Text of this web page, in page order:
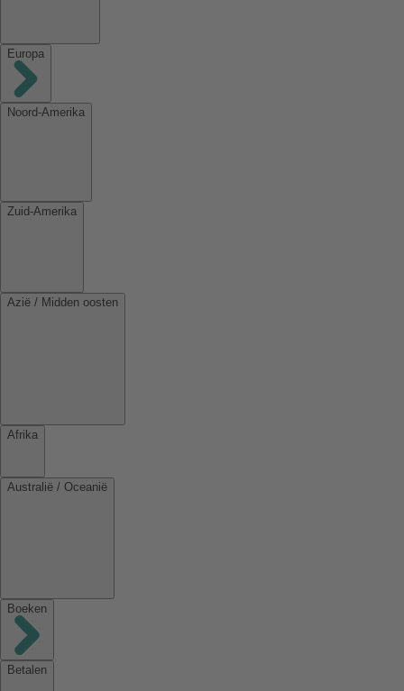
Europa
Noord-Amerika
Zuid-Amerika
Azië / Midden oosten
Afrika
Australië / Oceanië
Boeken
Betalen